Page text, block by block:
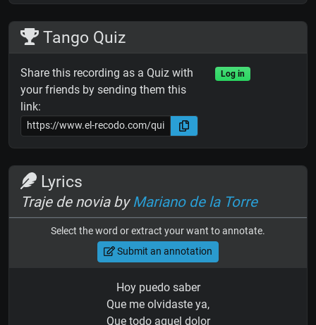
Tango Quiz
Share this recording as a Quiz with
your friends by sending them this
link:
Log in
Lyrics
Traje de novia byMariano de la Torre
Select the word or extract your want to annotate.
Submit an annotation
Hoy puedo saber
Que me olvidaste ya,
Que todo aquel dolor